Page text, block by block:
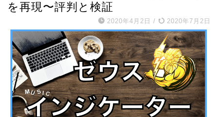
を再現〜評判と検証
2020年4月2日 / 2020年7月2日